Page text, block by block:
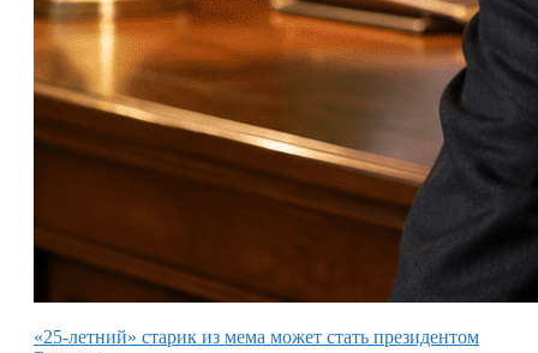
«25-летний» старик из мема может стать президентом